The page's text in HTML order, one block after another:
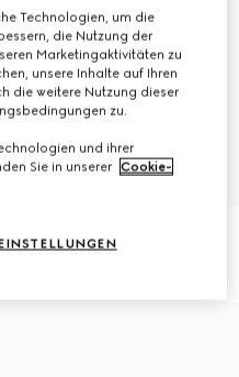
Model 2000 Uhr, 24 mm
Technologien, um die
die Nutzung der
Marketingaktivitäten zu
unsere Inhalte auf Ihren
die weitere Nutzung dieser
zu.
und ihrer
Sie in unserer Cookie-